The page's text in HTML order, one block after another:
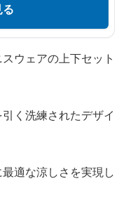
ウェアの上下セット
く洗練されたデザイ
適な涼しさを実現し